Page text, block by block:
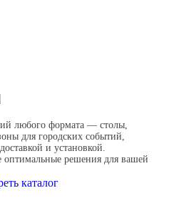
любого формата — столы,
для городских событий,
и установкой.
оптимальные решения для вашей
каталог